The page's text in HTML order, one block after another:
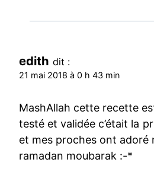
edith dit :
21 mai 2018 à 0 h 43 min
MashAllah cette recette
testé et validée c’était la
et mes proches ont adoré
ramadan moubarak :-*